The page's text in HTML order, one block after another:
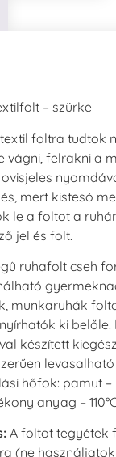
– szürke
foltra tudtok
vágni, felrakni a
mert kistesó
le a foltot a
jel és folt.
ruhafolt cseh
munkaruhák
ki belőle.
készített
levasalható
hőfok: pamut –
anyag –
A foltot tegyétek
(ne